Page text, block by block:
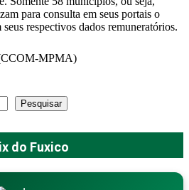
para consulta em seus portais o
respectivos dados remuneratórios.
MPMA)
Pesquisar
do Fuxico